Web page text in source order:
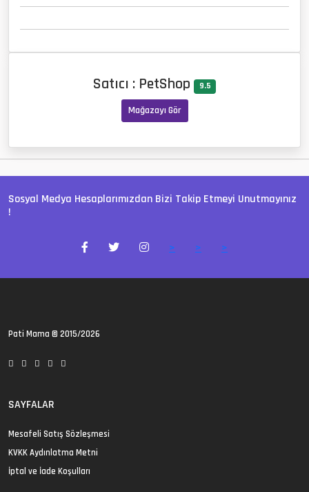
Satıcı : PetShop 9.5
Mağazayı Gör
Sosyal Medya Hesaplarımızdan Bizi Takip Etmeyi Unutmayınız
!
> > >
Pati Mama © 2015/2026
SAYFALAR
Mesafeli Satış Sözleşmesi
KVKK Aydınlatma Metni
İptal ve İade Koşulları